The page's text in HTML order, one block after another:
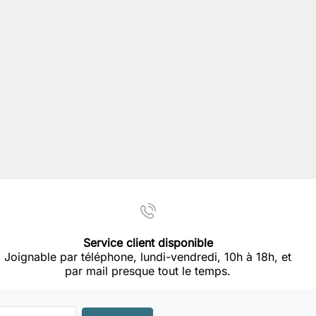
Service client disponible
Joignable par téléphone, lundi-vendredi, 10h à 18h, et
par mail presque tout le temps.